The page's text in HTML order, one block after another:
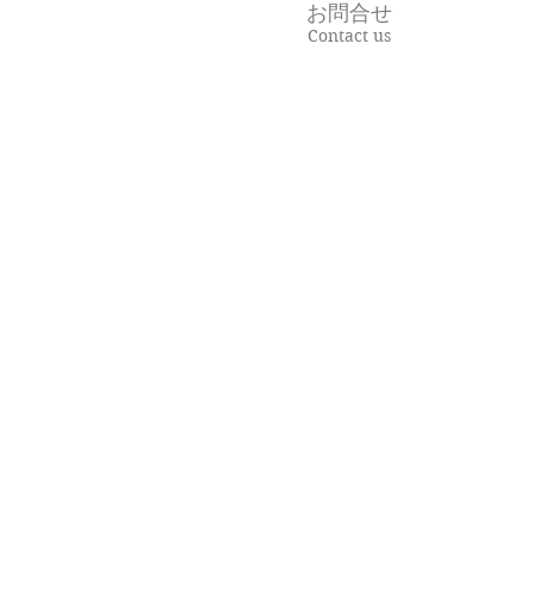
お問合せ
Contact us